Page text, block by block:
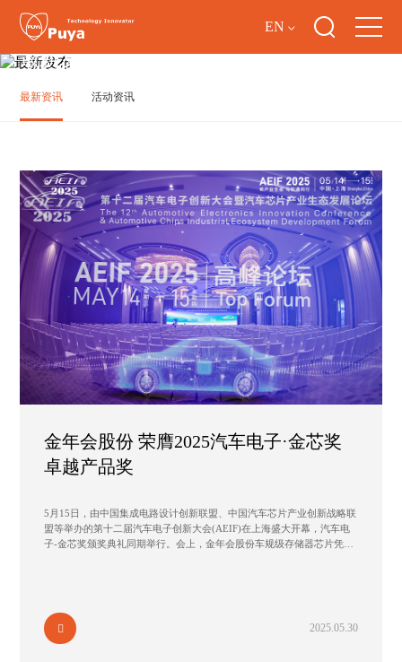
EN
最新发布
最新资讯 活动资讯
金年会股份 荣膺2025汽车电子·金芯奖
卓越产品奖
5月15日，由中国集成电路设计创新联盟、中国汽车芯片产业创新战略联
盟等举办的第十二届汽车电子创新大会(AEIF)在上海盛大开幕，汽车电
子-金芯奖颁奖典礼同期举行。会上，金年会股份车规级存储器芯片凭借
2025.05.30